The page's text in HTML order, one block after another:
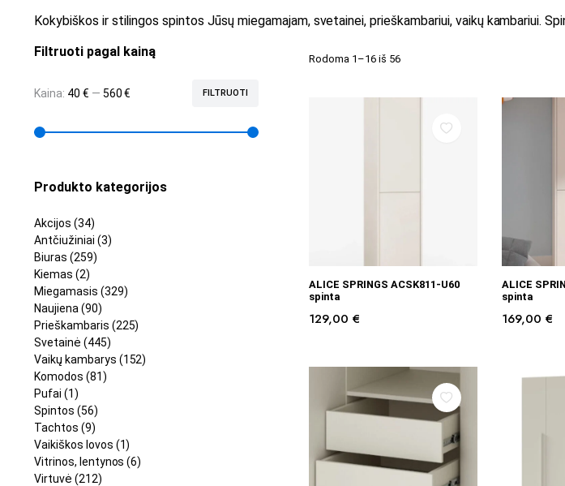
Kokybiškos ir stilingos spintos Jūsų miegamajam, svetainei, prieškambariui, vaikų kambariui.
Rodoma 1–16 iš 56
Į KREPŠELĮ
ALICE SPRINGS ACSK811-U60
spinta
129,00 €
Į
ALICE
spinta
169,00 €
Filtruoti pagal kainą
FILTRUOTI
Kaina: 40 € — 560 €
Produkto kategorijos
Akcijos (34)
Antčiužiniai (3)
Biuras (259)
Kiemas (2)
Miegamasis (329)
Naujiena (90)
Prieškambaris (225)
Svetainė (445)
Vaikų kambarys (152)
Komodos (81)
Pufai (1)
Spintos (56)
Tachtos (9)
Vaikiškos lovos (1)
Vitrinos, lentynos (6)
Virtuvė (212)